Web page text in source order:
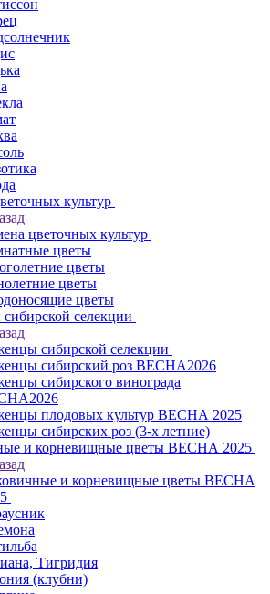
культур
цветочных культур
цветы
цветы
цветы
цветы
селекции
сибирской селекции
сибирский роз ВЕСНА2026
сибирского винограда
плодовых культур ВЕСНА 2025
сибирских роз (3-х летние)
и корневищные цветы ВЕСНА 2025
и корневищные цветы ВЕСНА
Тигридия
(клубни)